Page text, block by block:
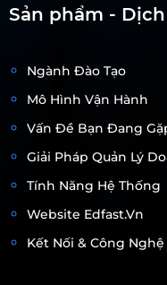
Sản phẩm -
Ngành Đào Tạo
Mô Hình Vận Hành
Vấn Đề Bạn Đang
Giải Pháp Quản Lý
Tính Năng Hệ Thống
Website Edfast.vn
Kết Nối & Công Nghệ